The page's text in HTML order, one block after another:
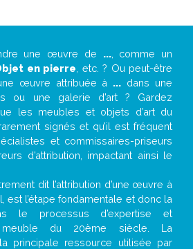
une œuvre de ..., comme un
en pierre , etc. ? Ou peut-être
œuvre attribuée à ... dans une
ou une galerie d’art ? Gardez
les meubles et objets d’art du
signés et qu’il est fréquent
et commissaires-priseurs
d’attribution, impactant ainsi le
dit l’attribution d’une œuvre à
est l’étape fondamentale et donc la
le processus d’expertise et
meuble du 20ème siècle. La
principale ressource utilisée par